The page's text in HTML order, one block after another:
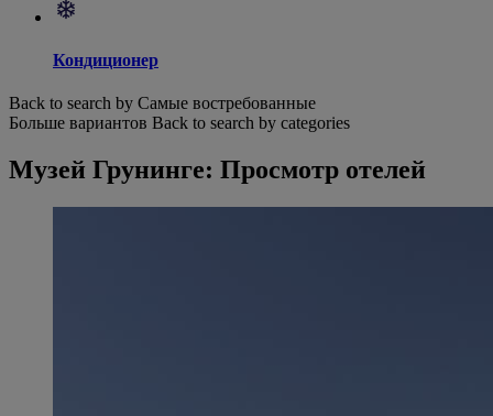
Кондиционер
Back to search by Самые востребованные
Больше вариантов Back to search by categories
Музей Грунинге: Просмотр отелей